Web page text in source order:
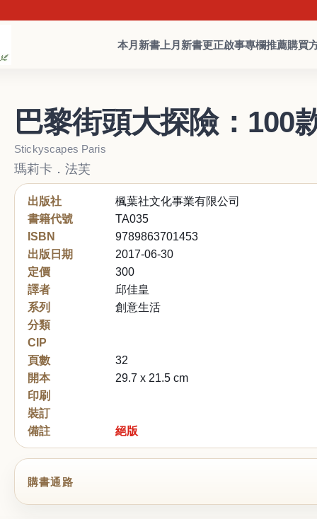
本月新書 上月新書更正啟事專欄推薦購買
巴黎街頭大探險：100
Stickyscapes Paris
瑪莉卡．法芙
出版社
楓葉社文化事業有限公司
書籍代號
TA035
ISBN
9789863701453
出版日期
2017-06-30
定價
300
譯者
邱佳皇
系列
創意生活
分類
CIP
頁數
32
開本
29.7 x 21.5 cm
印刷
裝訂
備註
絕版
購書通路